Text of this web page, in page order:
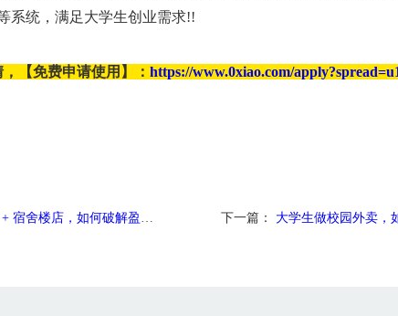
系统，满足大学生创业需求!!
【免费申请使用】： https://www.0xiao.com/
楼店，如何破解盈利难题？ 下一篇： 大学生做校园外卖，